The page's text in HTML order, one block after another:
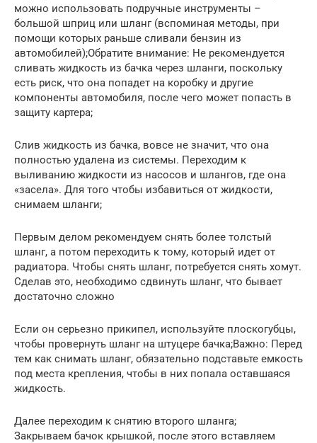
можно использовать подручные инструменты –
большой шприц или шланг (вспоминая методы, при
помощи которых раньше сливали бензин из
автомобилей);Обратите внимание: Не рекомендуется
сливать жидкость из бачка через шланги, поскольку
есть риск, что она попадет на коробку и другие
компоненты автомобиля, после чего может попасть в
защиту картера;
Слив жидкость из бачка, вовсе не значит, что она
полностью удалена из системы. Переходим к
выливанию жидкости из насосов и шлангов, где она
«засела». Для того чтобы избавиться от жидкости,
снимаем шланги;
Первым делом рекомендуем снять более толстый
шланг, а потом переходить к тому, который идет от
радиатора. Чтобы снять шланг, потребуется снять хомут.
Сделав это, необходимо сдвинуть шланг, что бывает
достаточно сложно
Если он серьезно прикипел, используйте плоскогубцы,
чтобы провернуть шланг на штуцере бачка;Важно: Перед
тем как снимать шланг, обязательно подставьте емкость
под места крепления, чтобы в них попала оставшаяся
жидкость.
Далее переходим к снятию второго шланга;
Закрываем бачок крышкой, после этого вставляем